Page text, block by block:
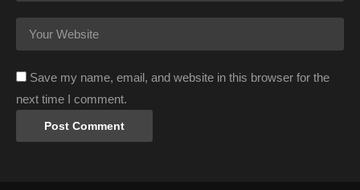
Save my name, email, and website in this browser for the
next time I comment.